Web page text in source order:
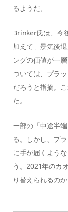
るようだ。
Brinker氏は、今
加えて、景気後
ングの価値が一
ついては、プラ
だろうと指摘。
た。
一部の「中途半
る。しかし、プ
に手が届くよう
う。2021年のカ
り替えられるのか